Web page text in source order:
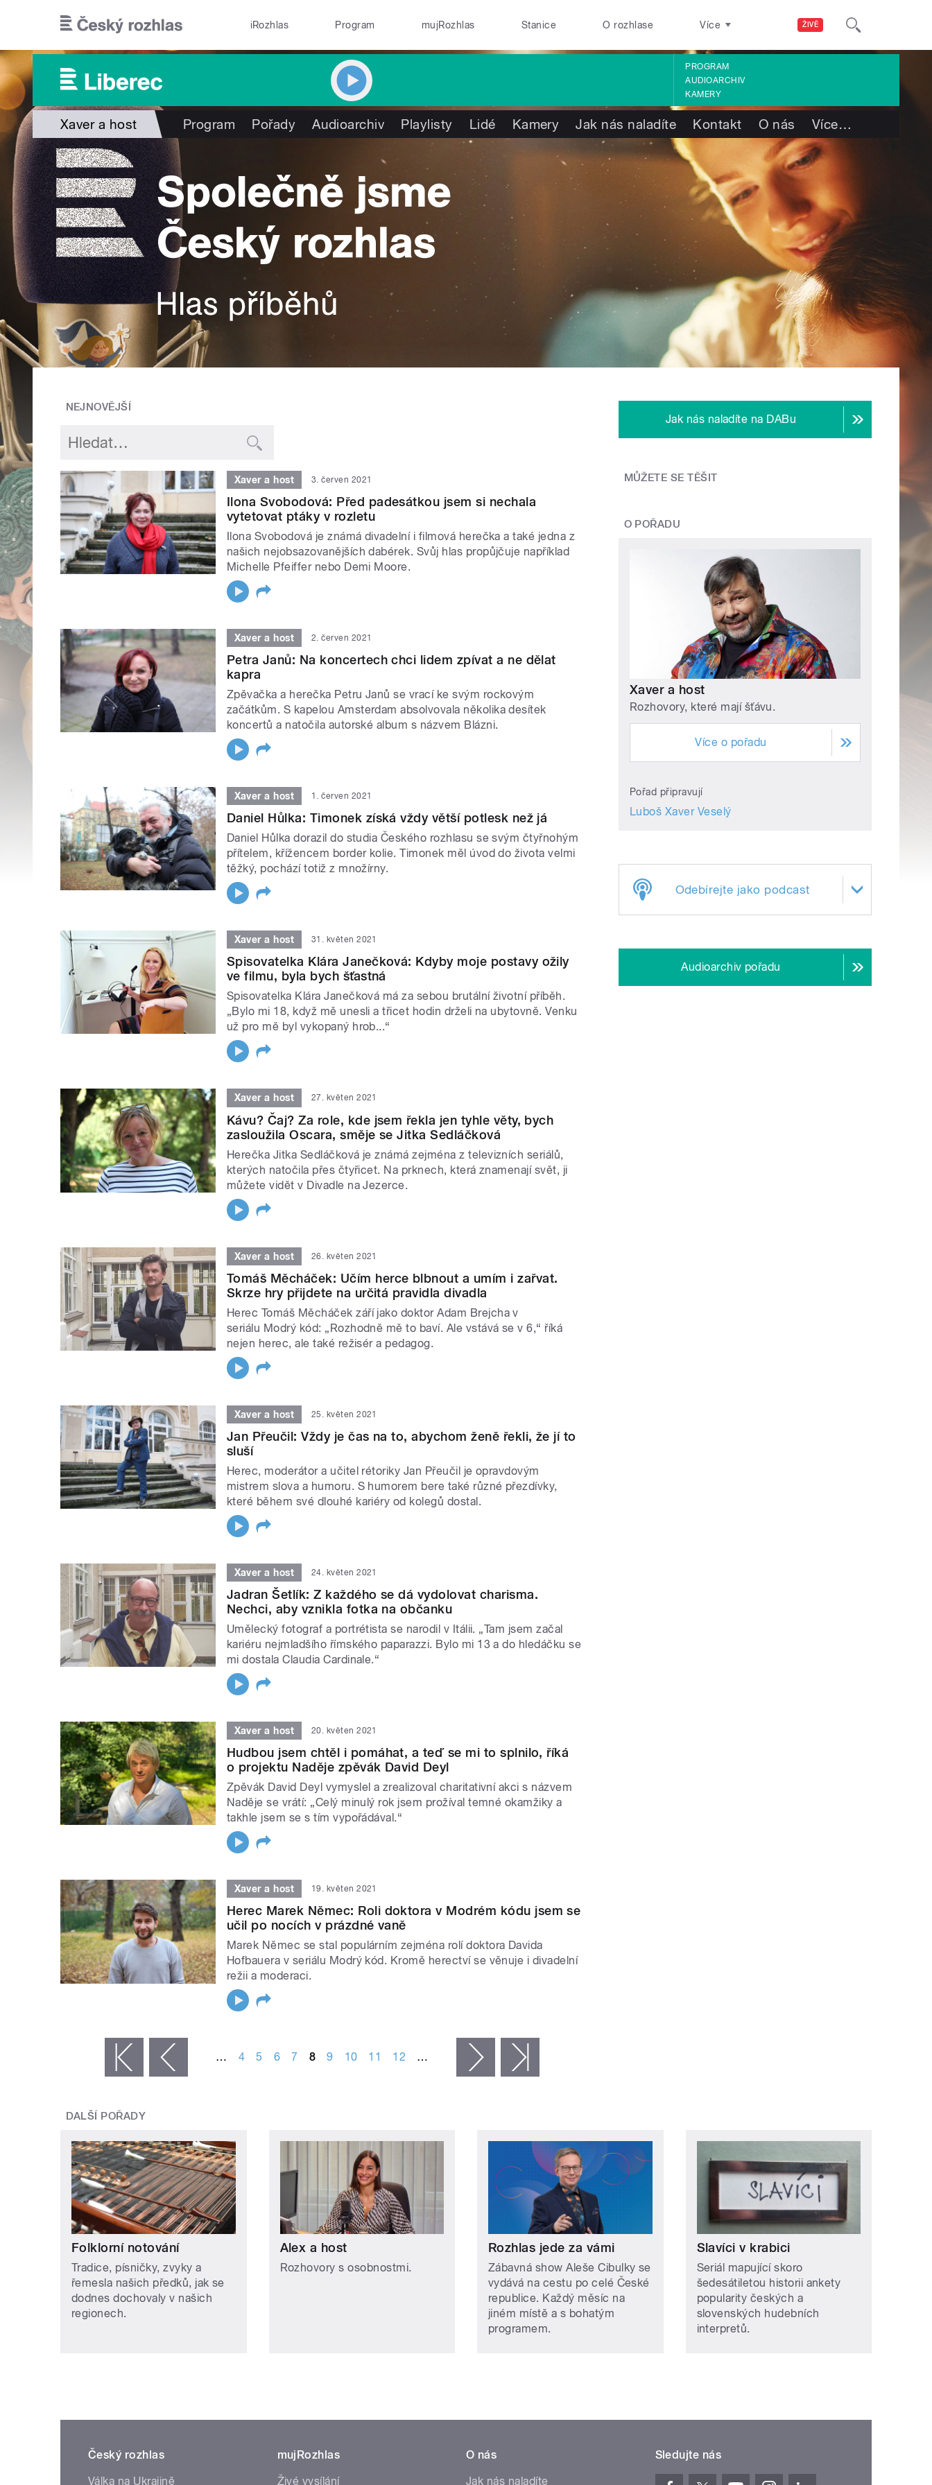
ŽIVĚ
iRozhlas Program mujRozhlas Stanice O rozhlase Více
PROGRAM
AUDIOARCHIV
KAMERY
Xaver a host Program Pořady Audioarchiv Playlisty Lidé Kamery Jak nás naladíte Kontakt O nás Více…
NEJNOVĚJŠÍ
Xaver a host 3. červen 2021
Ilona Svobodová: Před padesátkou jsem si nechala
vytetovat ptáky v rozletu
Ilona Svobodová je známá divadelní i filmová herečka a také jedna z
našich nejobsazovanějších dabérek. Svůj hlas propůjčuje například
Michelle Pfeiffer nebo Demi Moore.
Xaver a host 2. červen 2021
Petra Janů: Na koncertech chci lidem zpívat a ne dělat
kapra
Zpěvačka a herečka Petru Janů se vrací ke svým rockovým
začátkům. S kapelou Amsterdam absolvovala několika desítek
koncertů a natočila autorské album s názvem Blázni.
Xaver a host 1. červen 2021
Daniel Hůlka: Timonek získá vždy větší potlesk než já
Daniel Hůlka dorazil do studia Českého rozhlasu se svým čtyřnohým
přítelem, křížencem border kolie. Timonek měl úvod do života velmi
těžký, pochází totiž z množírny.
Xaver a host 31. květen 2021
Spisovatelka Klára Janečková: Kdyby moje postavy ožily
ve filmu, byla bych šťastná
Spisovatelka Klára Janečková má za sebou brutální životní příběh.
„Bylo mi 18, když mě unesli a třicet hodin drželi na ubytovně. Venku
už pro mě byl vykopaný hrob...“
Xaver a host 27. květen 2021
Kávu? Čaj? Za role, kde jsem řekla jen tyhle věty, bych
zasloužila Oscara, směje se Jitka Sedláčková
Herečka Jitka Sedláčková je známá zejména z televizních seriálů,
kterých natočila přes čtyřicet. Na prknech, která znamenají svět, ji
můžete vidět v Divadle na Jezerce.
Xaver a host 26. květen 2021
Tomáš Měcháček: Učím herce blbnout a umím i zařvat.
Skrze hry přijdete na určitá pravidla divadla
Herec Tomáš Měcháček září jako doktor Adam Brejcha v
seriálu Modrý kód: „Rozhodně mě to baví. Ale vstává se v 6,“ říká
nejen herec, ale také režisér a pedagog.
Xaver a host 25. květen 2021
Jan Přeučil: Vždy je čas na to, abychom ženě řekli, že jí to
sluší
Herec, moderátor a učitel rétoriky Jan Přeučil je opravdovým
mistrem slova a humoru. S humorem bere také různé přezdívky,
které během své dlouhé kariéry od kolegů dostal.
Xaver a host 24. květen 2021
Jadran Šetlík: Z každého se dá vydolovat charisma.
Nechci, aby vznikla fotka na občanku
Umělecký fotograf a portrétista se narodil v Itálii. „Tam jsem začal
kariéru nejmladšího římského paparazzi. Bylo mi 13 a do hledáčku se
mi dostala Claudia Cardinale.“
Xaver a host 20. květen 2021
Hudbou jsem chtěl i pomáhat, a teď se mi to splnilo, říká
o projektu Naděje zpěvák David Deyl
Zpěvák David Deyl vymyslel a zrealizoval charitativní akci s názvem
Naděje se vrátí: „Celý minulý rok jsem prožíval temné okamžiky a
takhle jsem se s tím vypořádával.“
Xaver a host 19. květen 2021
Herec Marek Němec: Roli doktora v Modrém kódu jsem se
učil po nocích v prázdné vaně
Marek Němec se stal populárním zejména rolí doktora Davida
Hofbauera v seriálu Modrý kód. Kromě herectví se věnuje i divadelní
režii a moderaci.
‹ předchozí … 4 5 6 7 8 9 10 11 12 … následující ›
Jak nás naladíte na DABu
MŮŽETE SE TĚŠIT
O POŘADU
Xaver a host
Rozhovory, které mají šťávu.
Více o pořadu
Pořad připravují
Luboš Xaver Veselý
Odebírejte jako podcast
Audioarchiv pořadu
DALŠÍ POŘADY
Folklorní notování
Tradice, písničky, zvyky a
řemesla našich předků, jak se
dodnes dochovaly v našich
regionech.
Alex a host
Rozhovory s osobnostmi.
Rozhlas jede za vámi
Zábavná show Aleše Cibulky se
vydává na cestu po celé České
republice. Každý měsíc na
jiném místě a s bohatým
programem.
Slavíci v krabici
Seriál mapující skoro
šedesátiletou historii ankety
popularity českých a
slovenských hudebních
interpretů.
Český rozhlas
Válka na Ukrajině
mujRozhlas
Živé vysílání
O nás
Jak nás naladíte
Sledujte nás